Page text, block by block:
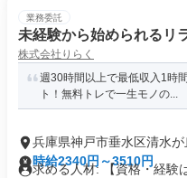
業務委託
未経験から始められるリ
株式会社りらく
週30時間以上で最低収入1時
ト！無料トレで一生モノの...
兵庫県神戸市垂水区清水が
時給2340円～3510円
求める人材: 【資格・経